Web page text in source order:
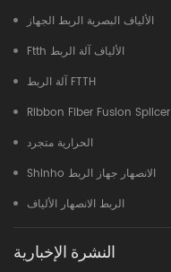
الألياف البصرية الربط الجهاز
Ftth الألياف آلة الربط
آلة الربط FTTH
Ribbon Fiber Fusion Splicer
الحرارية متجرد
Shinho الانصهار جهاز الربط
الربط الانصهار الألياف
النشرة الإخبارية